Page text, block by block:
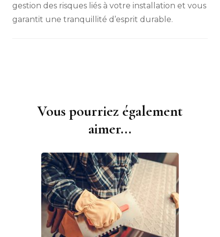
gestion des risques liés à votre installation et vous
garantit une tranquillité d’esprit durable.
NavigationVous pourriez également
aimer...